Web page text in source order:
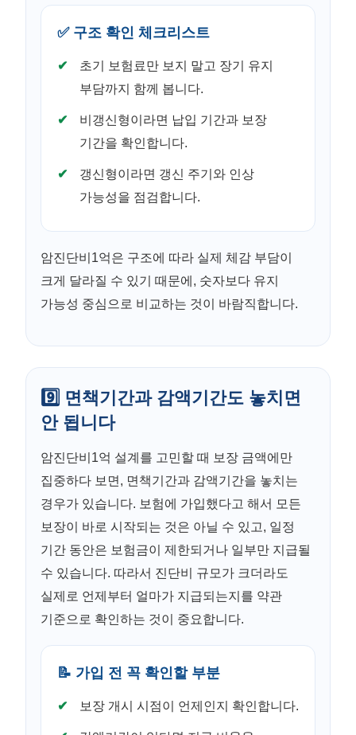
✅ 구조 확인 체크리스트
초기 보험료만 보지 말고 장기 유지
부담까지 함께 봅니다.
비갱신형이라면 납입 기간과 보장
기간을 확인합니다.
갱신형이라면 갱신 주기와 인상
가능성을 점검합니다.
암진단비1억은 구조에 따라 실제 체감 부담이
크게 달라질 수 있기 때문에, 숫자보다 유지
가능성 중심으로 비교하는 것이 바람직합니다.
9️⃣ 면책기간과 감액기간도 놓치면
안 됩니다
암진단비1억 설계를 고민할 때 보장 금액에만
집중하다 보면, 면책기간과 감액기간을 놓치는
경우가 있습니다. 보험에 가입했다고 해서 모든
보장이 바로 시작되는 것은 아닐 수 있고, 일정
기간 동안은 보험금이 제한되거나 일부만 지급될
수 있습니다. 따라서 진단비 규모가 크더라도
실제로 언제부터 얼마가 지급되는지를 약관
기준으로 확인하는 것이 중요합니다.
📝 가입 전 꼭 확인할 부분
보장 개시 시점이 언제인지 확인합니다.